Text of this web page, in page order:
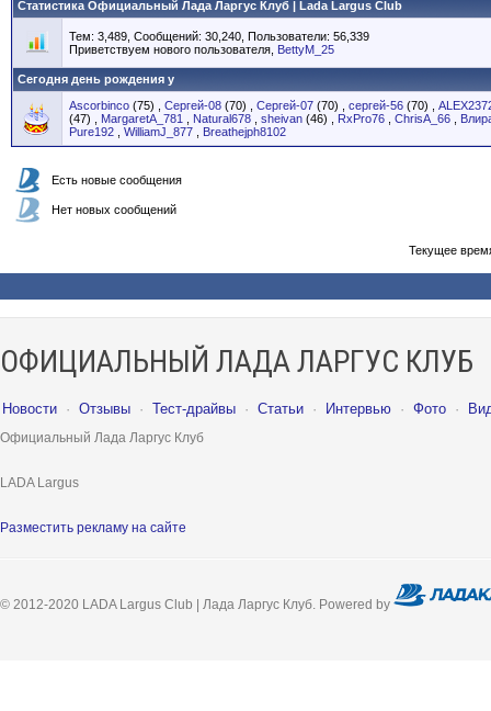
Статистика Официальный Лада Ларгус Клуб | Lada Largus Club
Тем: 3,489, Сообщений: 30,240, Пользователи: 56,339
Приветствуем нового пользователя, BettyM_25
Сегодня день рождения у
Ascorbinco (75) Сергей-08 (70) Сергей-07 (70) сергей-56 (70)
(47)
MargaretA_781 Natural678 sheivan (46) RxPro76 ChrisA_66
Pure192
WilliamJ_877 Breathejph8102
Есть новые сообщения
Нет новых сообщений
Текущее
ОФИЦИАЛЬНЫЙ ЛАДА ЛАРГУС КЛУБ
Новости · Отзывы · Тест-драйвы · Статьи · Интервью · Фото ·
Официальный Лада Ларгус Клуб
LADA Largus
Разместить рекламу на сайте
© 2012-2020 LADA Largus Club | Лада Ларгус Клуб. Powered by